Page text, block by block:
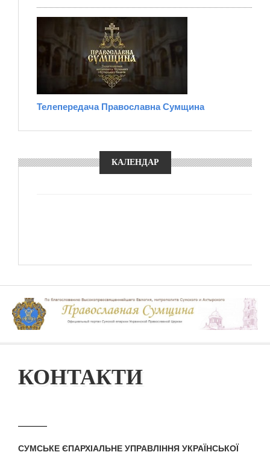
Телепередача Православна Сумщина
КАЛЕНДАР
КОНТАКТИ
СУМСЬКЕ ЄПАРХІАЛЬНЕ УПРАВЛІННЯ УКРАЇНСЬКОЇ